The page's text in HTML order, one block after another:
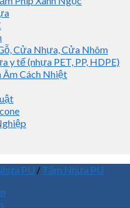
Cửa Nhựa, Cửa Nhôm
y tế (nhựa PET, PP, HDPE)
Âm Cách Nhiệt
PU / Tấm Nhựa PU